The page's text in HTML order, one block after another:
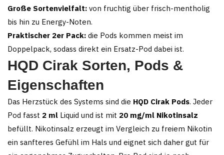
Große Sortenvielfalt: von fruchtig über frisch-mentholig
bis hin zu Energy-Noten.
Praktischer 2er Pack: die Pods kommen meist im
Doppelpack, sodass direkt ein Ersatz-Pod dabei ist.
HQD Cirak Sorten, Pods &
Eigenschaften
Das Herzstück des Systems sind die HQD Cirak Pods. Jeder
Pod fasst 2 ml Liquid und ist mit 20 mg/ml Nikotinsalz
befüllt. Nikotinsalz erzeugt im Vergleich zu freiem Nikotin
ein sanfteres Gefühl im Hals und eignet sich daher gut für